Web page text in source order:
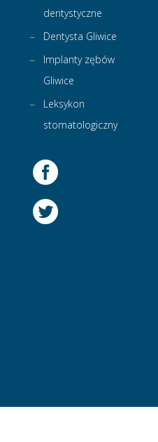
dentystyczne
Dentysta Gliwice
Implanty zębów
Gliwice
Leksykon
stomatologiczny